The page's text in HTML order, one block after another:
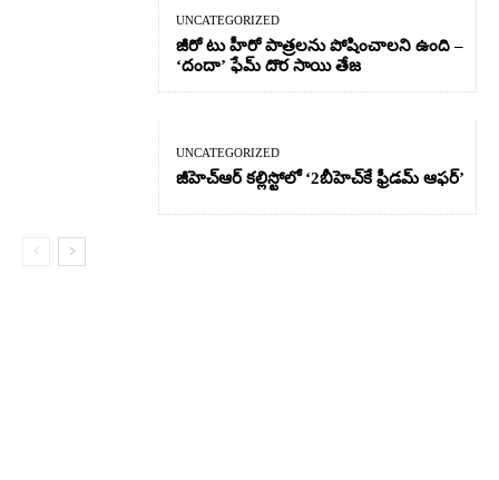
UNCATEGORIZED
జీరో టు హీరో పాత్రలను పోషించాలని ఉంది –
‘దందా’ ఫేమ్ దొర సాయి తేజ
UNCATEGORIZED
జీహెచ్ఆర్‌ కల్లిస్టోలో ‘2బీహెచ్‌కే ఫ్రీడమ్ ఆఫర్’